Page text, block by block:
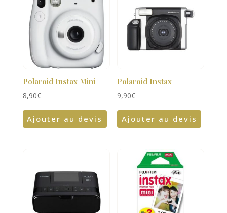
Polaroid Instax Mini
8,90€
Ajouter au devis
Polaroid Instax
9,90€
Ajouter au devis